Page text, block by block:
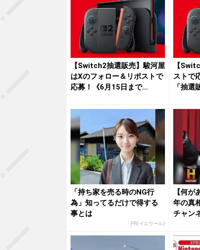
【Switch2抽選販売】駿河屋
はXのフォロー＆リポストで
応募！《6月15日まで...
【
ストで
「抽選
「持ち家を売る時のNG行
為」知ってるだけで得する
事とは
PR(イエウール)
【何
年の真
チャン